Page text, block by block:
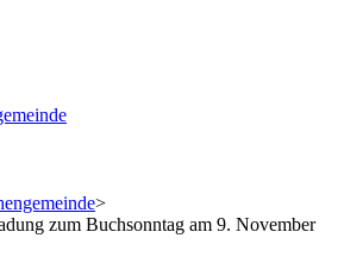
>
zum Buchsonntag am 9. November